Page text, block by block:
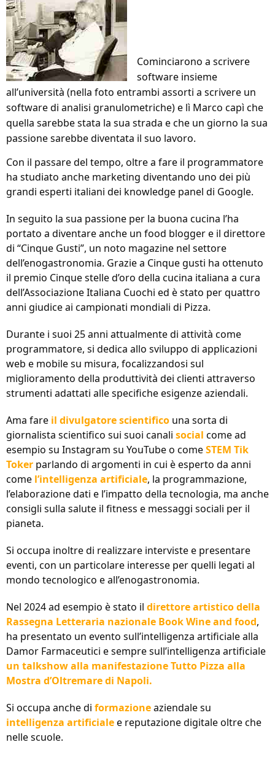
Cominciarono a scrivere
software insieme
all’università (nella foto entrambi assorti a scrivere un
software di analisi granulometriche) e lì Marco capì che
quella sarebbe stata la sua strada e che un giorno la sua
passione sarebbe diventata il suo lavoro.
Con il passare del tempo, oltre a fare il programmatore
ha studiato anche marketing diventando uno dei più
grandi esperti italiani dei knowledge panel di Google.
In seguito la sua passione per la buona cucina l’ha
portato a diventare anche un food blogger e il direttore
di “Cinque Gusti”, un noto magazine nel settore
dell’enogastronomia. Grazie a Cinque gusti ha ottenuto
il premio Cinque stelle d’oro della cucina italiana a cura
dell’Associazione Italiana Cuochi ed è stato per quattro
anni giudice ai campionati mondiali di Pizza.
Durante i suoi 25 anni attualmente di attività come
programmatore, si dedica allo sviluppo di applicazioni
web e mobile su misura, focalizzandosi sul
miglioramento della produttività dei clienti attraverso
strumenti adattati alle specifiche esigenze aziendali.
Ama fare il divulgatore scientifico una sorta di
giornalista scientifico sui suoi canali social come ad
esempio su Instagram su YouTube o comeSTEM Tik
Toker parlando di argomenti in cui è esperto da anni
come l’intelligenza artificiale, la programmazione,
l’elaborazione dati e l’impatto della tecnologia, ma anche
consigli sulla salute il fitness e messaggi sociali per il
pianeta.
Si occupa inoltre di realizzare interviste e presentare
eventi, con un particolare interesse per quelli legati al
mondo tecnologico e all’enogastronomia.
Nel 2024 ad esempio è stato il direttore artistico della
Rassegna Letteraria nazionale Book Wine and food,
ha presentato un evento sull’intelligenza artificiale alla
Damor Farmaceutici e sempre sull’intelligenza artificiale
un talkshow alla manifestazione Tutto Pizza alla
Mostra d’Oltremare di Napoli.
Si occupa anche di formazioneaziendale su
intelligenza artificialee reputazione digitale oltre che
nelle scuole.